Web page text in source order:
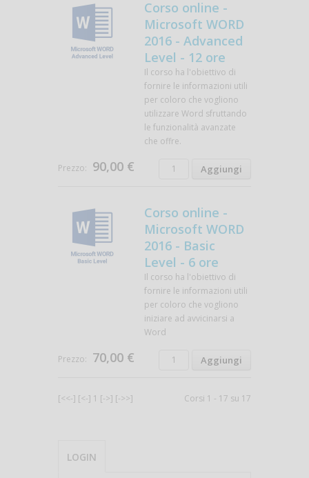
Corso online -
Microsoft WORD
2016 - Advanced
Level - 12 ore
Il corso ha l'obiettivo di
fornire le informazioni utili
per coloro che vogliono
utilizzare Word sfruttando
le funzionalità avanzate
che offre.
Prezzo: 90,00 €
Corso online -
Microsoft WORD
2016 - Basic
Level - 6 ore
Il corso ha l'obiettivo di
fornire le informazioni utili
per coloro che vogliono
iniziare ad avvicinarsi a
Word
Prezzo: 70,00 €
[<<-] [<-] 1 [->] [->>] Corsi 1 - 17 su 17
LOGIN